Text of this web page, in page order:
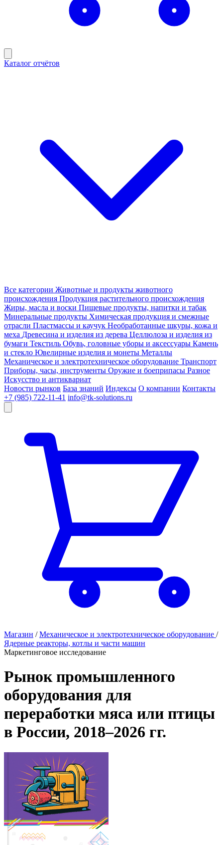
Каталог отчётов
Все категории Животные и продукты животного
происхождения Продукция растительного происхождения
Жиры, масла и воски Пищевые продукты, напитки и табак
Минеральные продукты Химическая продукция и смежные
отрасли Пластмассы и каучук Необработанные шкуры, кожа и
меха Древесина и изделия из дерева Целлюлоза и изделия из
бумаги Текстиль Обувь, головные уборы и аксессуары Камень
и стекло Ювелирные изделия и монеты Металлы
Механическое и электротехническое оборудование Транспорт
Приборы, часы, инструменты Оружие и боеприпасы Разное
Искусство и антиквариат
Новости рынков База знаний Индексы О компании Контакты
+7 (985) 722-11-41 info@tk-solutions.ru
Магазин / Механическое и электротехническое оборудование /
Ядерные реакторы, котлы и части машин
Маркетинговое исследование
Рынок промышленного
оборудования для
переработки мяса или птицы
в России, 2018–2026 гг.